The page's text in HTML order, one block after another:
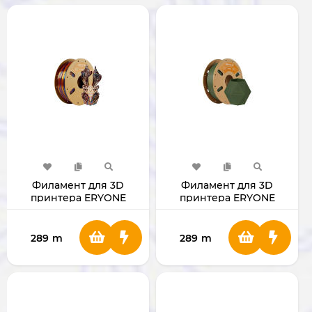
Филамент для 3D
принтера ERYONE
(Shadow)
289 m
Филамент для 3D
принтера ERYONE
Green
289 m